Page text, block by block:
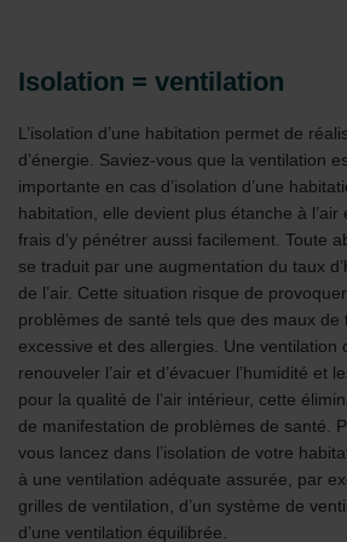
Isolation = ventilation
L’isolation d’une habitation permet de
d’énergie. Saviez-vous que la ventilation
importante en cas d’isolation d’une
habitation, elle devient plus étanche à l’air
frais d’y pénétrer aussi facilement. Toute
se traduit par une augmentation du taux
de l’air. Cette situation risque de
problèmes de santé tels que des maux de
excessive et des allergies. Une ventilation
renouveler l’air et d’évacuer l’humidité et
pour la qualité de l’air intérieur, cette
de manifestation de problèmes de santé.
vous lancez dans l’isolation de votre
à une ventilation adéquate assurée, par
grilles de ventilation, d’un système de
d’une ventilation équilibrée.